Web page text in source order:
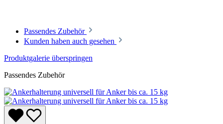
Passendes Zubehör
Kunden haben auch gesehen
Produktgalerie überspringen
Passendes Zubehör